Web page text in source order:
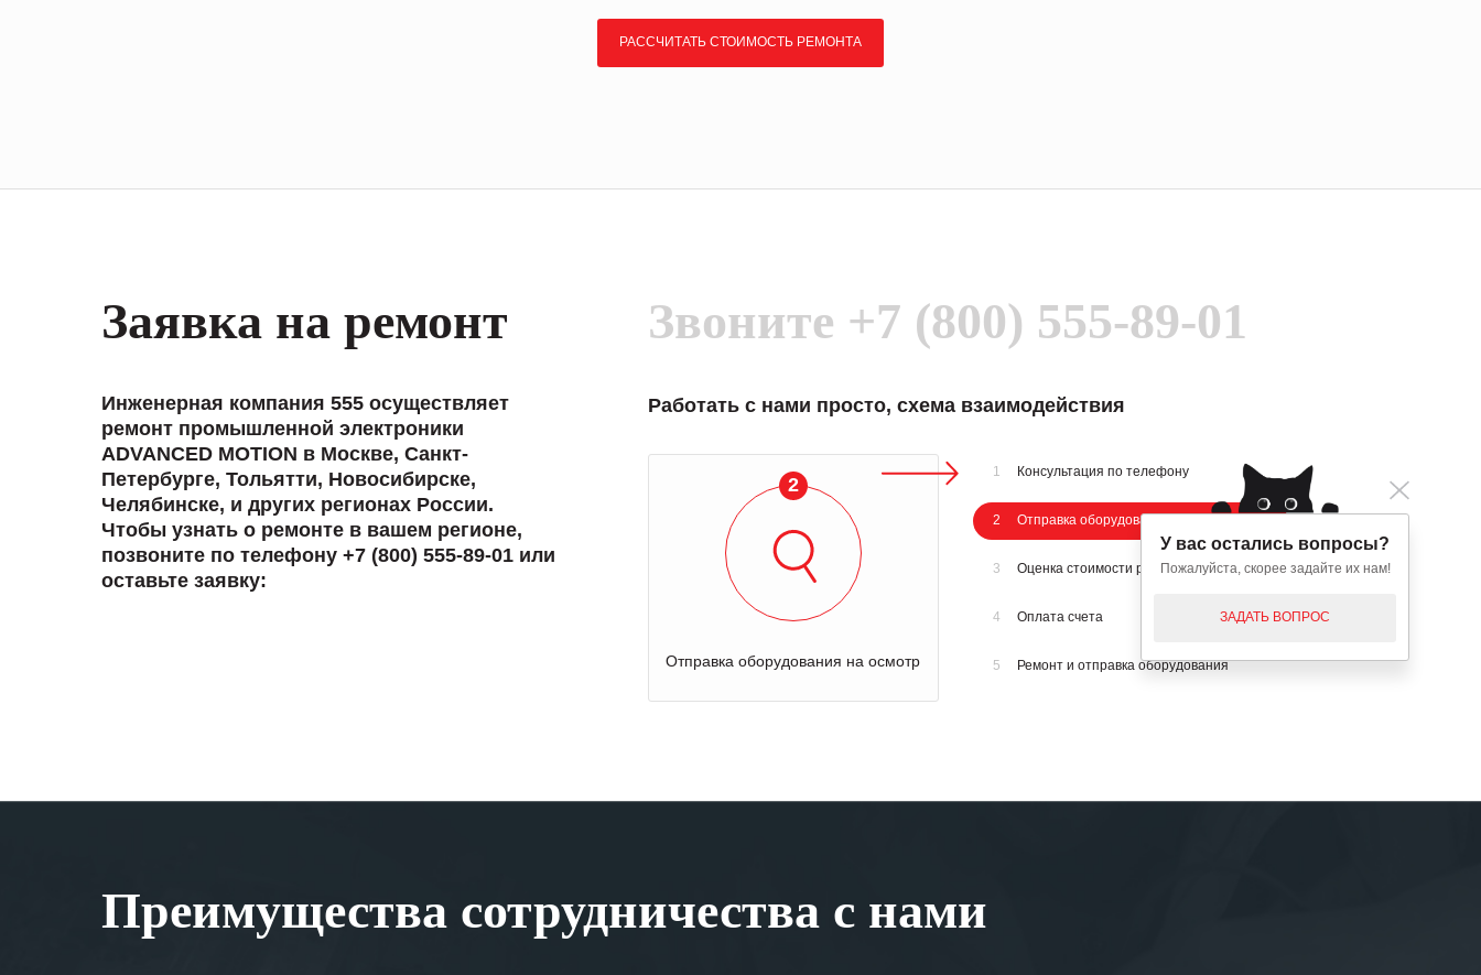
РАССЧИТАТЬ СТОИМОСТЬ РЕМОНТА
Заявка на ремонт
Инженерная компания 555 осуществляет
ремонт промышленной электроники
ADVANCED MOTION в Москве, Санкт-
Петербурге, Тольятти, Новосибирске,
Челябинске, и других регионах России.
Чтобы узнать о ремонте в вашем регионе,
позвоните по телефону +7 (800) 555-89-01 или
оставьте заявку:
Звоните +7 (800) 555-89-01
Работать с нами просто, схема взаимодействия
3
Оценка стоимости ремонта
1 Консультация по телефону
2 Отправка оборудования на осмотр
3 Оценка стоимости ремонта
4 Оплата счета
5 Ремонт и отправка оборудования
Преимущества сотрудничества с нами
У вас остались вопросы?
Пожалуйста, скорее задайте их нам!
ЗАДАТЬ ВОПРОС